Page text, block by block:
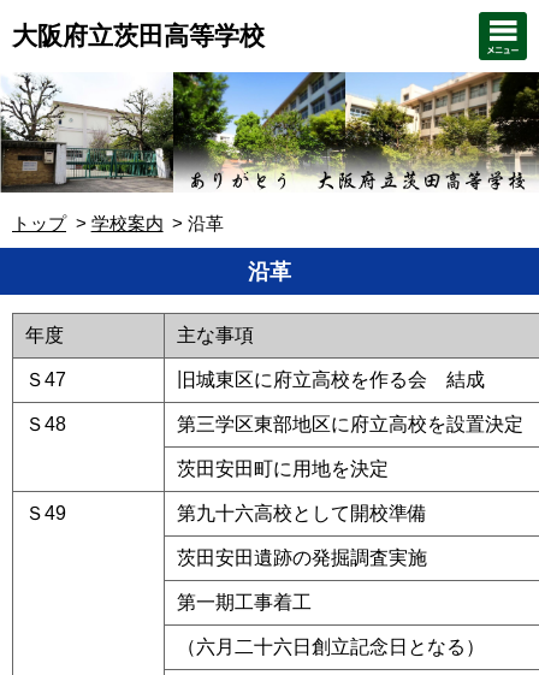
大阪府立茨田高等学校
トップ 学校案内 沿革
沿革
年度 主な事項
Ｓ47 旧城東区に府立高校を作る会 結成
Ｓ48 第三学区東部地区に府立高校を設置決定
茨田安田町に用地を決定
Ｓ49 第九十六高校として開校準備
茨田安田遺跡の発掘調査実施
第一期工事着工
（六月二十六日創立記念日となる）